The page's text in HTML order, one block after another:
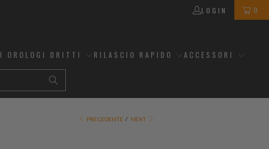
LOGIN 0
OROLOGI DRITTI RILASCIO RAPIDO ACCESSORI
PRECEDENTE / NEXT